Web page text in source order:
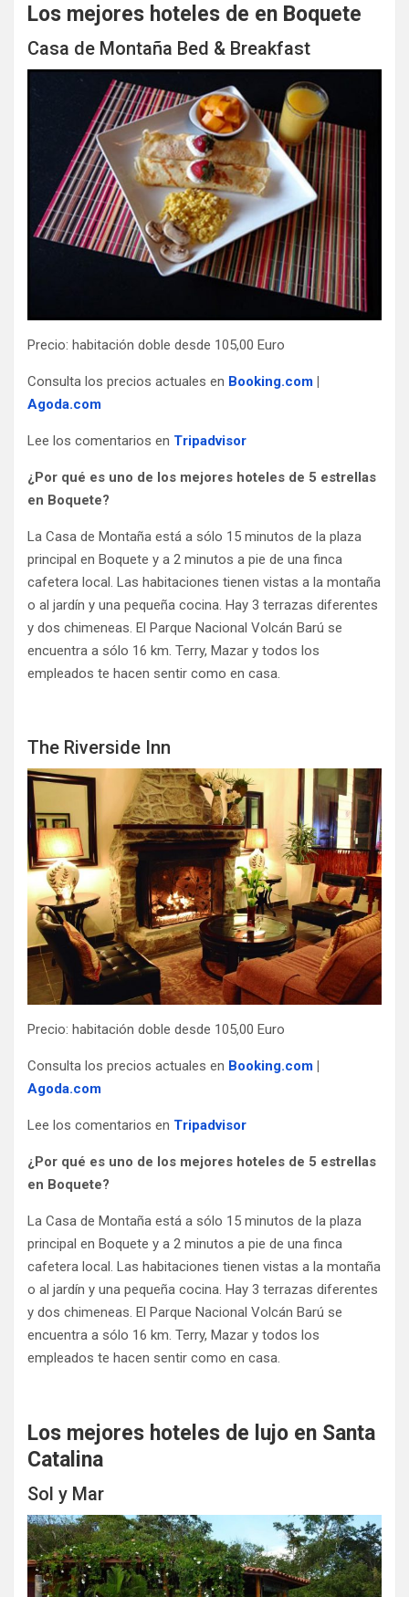
Los mejores hoteles de en Boquete
Casa de Montaña Bed & Breakfast
Precio: habitación doble desde 105,00 Euro
Consulta los precios actuales en Booking.com
Agoda.com
Lee los comentarios en Tripadvisor
¿Por qué es uno de los mejores hoteles de 5 estrellas
en Boquete?
La Casa de Montaña está a sólo 15 minutos de la plaza
principal en Boquete y a 2 minutos a pie de una finca
cafetera local. Las habitaciones tienen vistas a la montaña
o al jardín y una pequeña cocina. Hay 3 terrazas diferentes
y dos chimeneas. El Parque Nacional Volcán Barú se
encuentra a sólo 16 km. Terry, Mazar y todos los
empleados te hacen sentir como en casa.
The Riverside Inn
Precio: habitación doble desde 105,00 Euro
Consulta los precios actuales en Booking.com |
Agoda.com
Lee los comentarios en Tripadvisor
¿Por qué es uno de los mejores hoteles de 5 estrellas
en Boquete?
La Casa de Montaña está a sólo 15 minutos de la plaza
principal en Boquete y a 2 minutos a pie de una finca
cafetera local. Las habitaciones tienen vistas a la montaña
o al jardín y una pequeña cocina. Hay 3 terrazas diferentes
y dos chimeneas. El Parque Nacional Volcán Barú se
encuentra a sólo 16 km. Terry, Mazar y todos los
empleados te hacen sentir como en casa.
Los mejores hoteles de lujo en Santa
Catalina
Sol y Mar